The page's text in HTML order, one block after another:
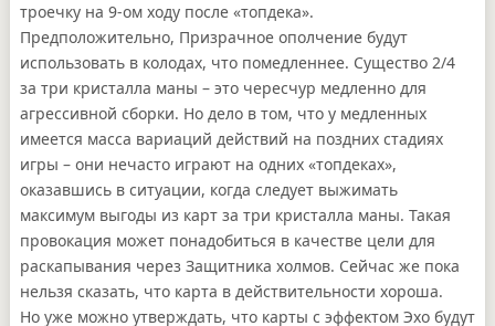
троечку на 9-ом ходу после «топдека».
Предположительно, Призрачное ополчение будут
использовать в колодах, что помедленнее. Существо 2/4
за три кристалла маны – это чересчур медленно для
агрессивной сборки. Но дело в том, что у медленных
имеется масса вариаций действий на поздних стадиях
игры – они нечасто играют на одних «топдеках»,
оказавшись в ситуации, когда следует выжимать
максимум выгоды из карт за три кристалла маны. Такая
провокация может понадобиться в качестве цели для
раскапывания через Защитника холмов. Сейчас же пока
нельзя сказать, что карта в действительности хороша.
Но уже можно утверждать, что карты с эффектом Эхо будут